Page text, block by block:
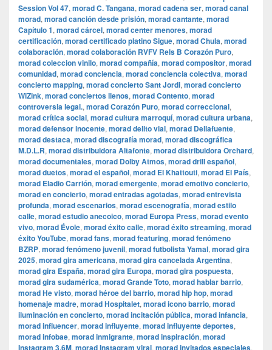
Session Vol 47, morad C. Tangana, morad cadena ser, morad canal
morad, morad canción desde prisión, morad cantante, morad
Capítulo 1, morad cárcel, morad center menores, morad
certificación, morad certificado platino Sigue, morad Chula, morad
colaboración, morad colaboración RVFV Rels B Corazón Puro,
morad coleccion vinilo, morad compañía, morad compositor, morad
comunidad, morad conciencia, morad conciencia colectiva, morad
concierto mapping, morad concierto Sant Jordi, morad concierto
WiZink, morad conciertos llenos, morad Contento, morad
controversia legal., morad Corazón Puro, morad correccional,
morad crítica social, morad cultura marroquí, morad cultura urbana,
morad defensor inocente, morad delito vial, morad Dellafuente,
morad destaca, morad discografía morad, morad discográfica
M.D.L.R, morad distribuidora Altafonte, morad distribuidora Orchard,
morad documentales, morad Dolby Atmos, morad drill español,
morad duetos, morad el español, morad El Khattouti, morad El País,
morad Eladio Carrión, morad emergente, morad emotivo concierto,
morad en concierto, morad entradas agotadas, morad entrevista
profunda, morad escenarios, morad escenografía, morad estilo
calle, morad estudio anecoico, morad Europa Press, morad evento
vivo, morad Évole, morad éxito calle, morad éxito streaming, morad
éxito YouTube, morad fans, morad featuring, morad fenómeno
BZRP, morad fenómeno juvenil, morad futbolista Yamal, morad gira
2025, morad gira americana, morad gira cancelada Argentina,
morad gira España, morad gira Europa, morad gira pospuesta,
morad gira sudamérica, morad Grande Toto, morad hablar barrio,
morad He visto, morad héroe del barrio, morad hip hop, morad
homenaje madre, morad Hospitalet, morad icono barrio, morad
iluminación en concierto, morad incitación pública, morad infancia,
morad influencer, morad influyente, morad influyente deportes,
morad infobae, morad inmigrante, morad inspiración, morad
Instagram 3.6M, morad Instagram viral, morad invitados especiales,